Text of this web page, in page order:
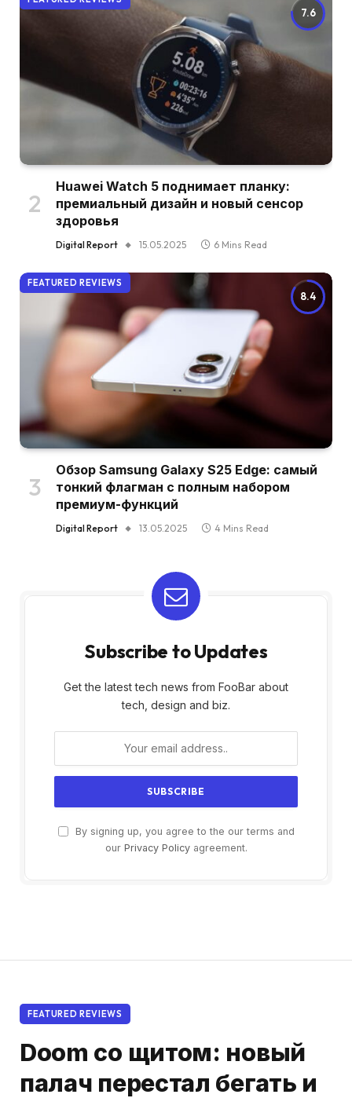
7.6
Huawei Watch 5 поднимает планку:
премиальный дизайн и новый сенсор
здоровья
Digital Report 15.05.2025 6 Mins Read
8.4
FEATURED REVIEWS
Обзор Samsung Galaxy S25 Edge: самый
тонкий флагман с полным набором
премиум-функций
Digital Report 13.05.2025 4 Mins Read
Subscribe to Updates
Get the latest tech news from FooBar about
tech, design and biz.
By signing up, you agree to the our terms and
our Privacy Policyagreement.
FEATURED REVIEWS
Doom со щитом: новый
палач перестал бегать и